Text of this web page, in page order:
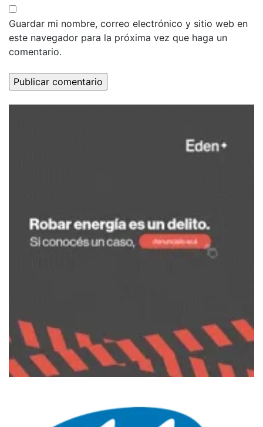
Guardar mi nombre, correo electrónico y sitio web en
este navegador para la próxima vez que haga un
comentario.